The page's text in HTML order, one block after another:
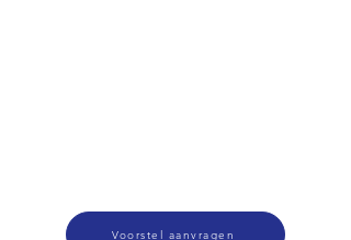
Voorstel aanvragen